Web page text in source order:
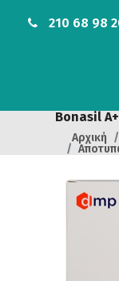
210 68 98
Bonasil
Αρχική